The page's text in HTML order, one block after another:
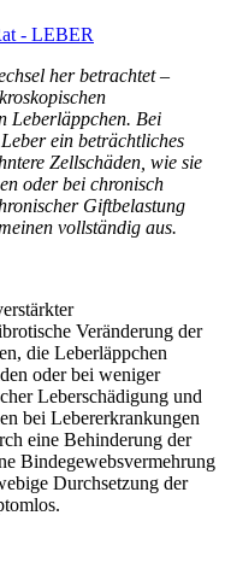
- LEBER
her betrachtet –
Leberläppchen. Bei
ein beträchtliches
Zellschäden, wie sie
oder bei chronisch
Giftbelastung
vollständig aus.
Veränderung der
die Leberläppchen
oder bei weniger
Leberschädigung und
bei Lebererkrankungen
eine Behinderung der
Bindegewebsvermehrung
Durchsetzung der